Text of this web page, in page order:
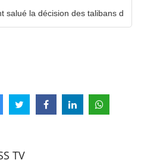
salué la décision des talibans d
TV